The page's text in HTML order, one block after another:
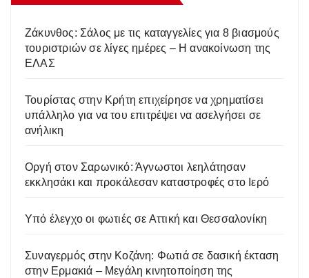
Ζάκυνθος: Σάλος με τις καταγγελίες για 8 βιασμούς
τουριστριών σε λίγες ημέρες – Η ανακοίνωση της
ΕΛΑΣ
Τουρίστας στην Κρήτη επιχείρησε να χρηματίσει
υπάλληλο για να του επιτρέψει να ασελγήσει σε
ανήλικη
Οργή στον Σαρωνικό: Άγνωστοι λεηλάτησαν
εκκλησάκι και προκάλεσαν καταστροφές στο Ιερό
Υπό έλεγχο οι φωτιές σε Αττική και Θεσσαλονίκη
Συναγερμός στην Κοζάνη: Φωτιά σε δασική έκταση
στην Ερμακιά – Μεγάλη κινητοποίηση της